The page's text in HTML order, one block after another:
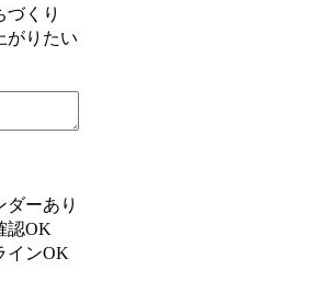
づくり
がりたい
ダーあり
認OK
インOK